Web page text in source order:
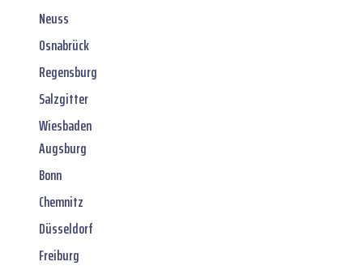
Neuss
Osnabrück
Regensburg
Salzgitter
Wiesbaden
Augsburg
Bonn
Chemnitz
Düsseldorf
Freiburg